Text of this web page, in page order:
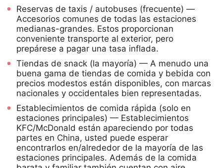
Reservas de taxis / autobuses (frecuente) —
Accesorios comunes de todas las estaciones
medianas-grandes. Estos proporcionan
conveniente transporte al exterior, pero
prepárese a pagar una tasa inflada.
Tiendas de snack (la mayoría) — A menudo una
buena gama de tiendas de comida y bebida con
precios modestos están disponibles, con marcas
nacionales y occidentales bien representadas.
Establecimientos de comida rápida (solo en
estaciones principales) — Establecimientos
KFC/McDonald están apareciendo por todas
partes en China, usted puede esperar
encontrarlos en/alrededor de la mayoría de las
estaciones principales. Además de la comida